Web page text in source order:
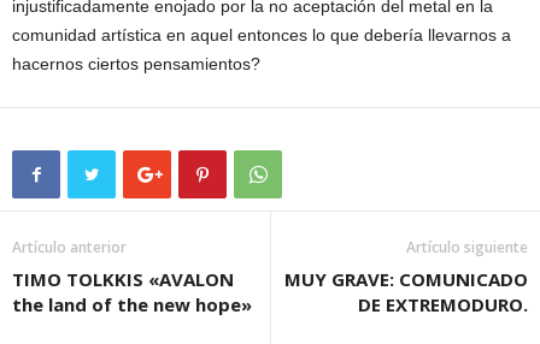
injustificadamente enojado por la no aceptación del metal en la
comunidad artística en aquel entonces lo que debería llevarnos a
hacernos ciertos pensamientos?
Artículo anterior
TIMO TOLKKIS «AVALON
the land of the new hope»
Artículo siguiente
MUY GRAVE: COMUNICADO
DE EXTREMODURO.